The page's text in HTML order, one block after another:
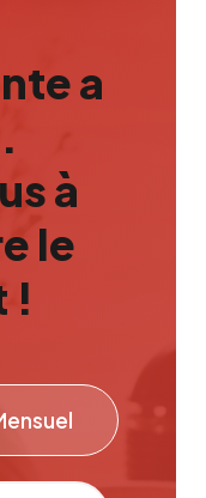
a
à
le
!